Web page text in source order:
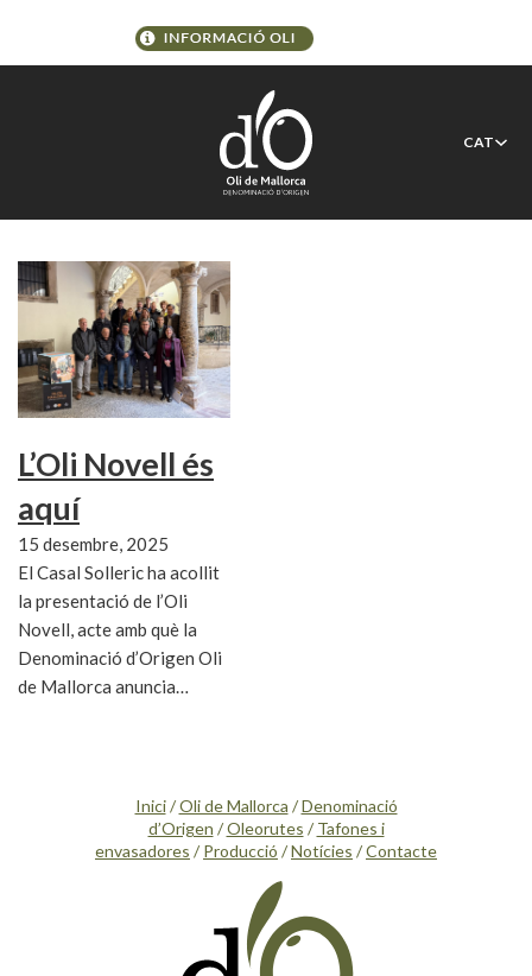
CAT
Etiqueta:Producte de
Mallorca
L’Oli Novell és
aquí
15 desembre, 2025
El Casal Solleric ha acollit
la presentació de l’Oli
Novell, acte amb què la
Denominació d’Origen Oli
de Mallorca anuncia…
Inici/Oli de Mallorca /Denominació
d’Origen /Oleorutes / Tafones i
envasadores / Producció /Notícies /Contacte